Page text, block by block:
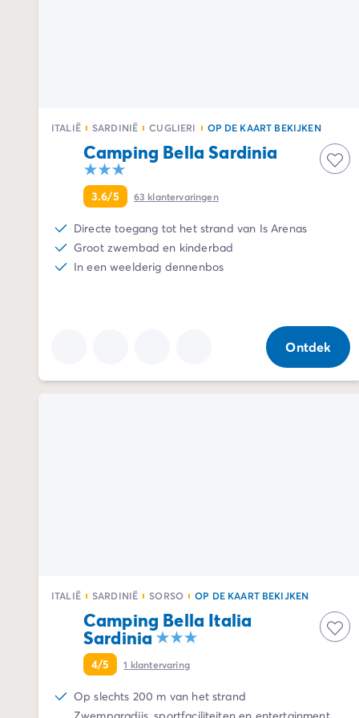
Camping Stiermarken
Camping Slovenië
Camping Zwitserland
Camping Luxemburg
Vakantiethema's
Per thema
3-sterrencampings
4-sterrencamping
Camping met ANWB-etiket
Onze mooiste luxe campings
Welness camping
Per bestemming
Camping Adriatische Kust
Camping Atlantische Kust
Camping Camargue
Camping Côte d'Azur
ITALIË SARDINIË CUGLIERI OP DE KAART BEKIJKEN
Camping Bella Sardinia
3.6/5 63 klantervaringen
Directe toegang tot het strand van Is Arenas
Groot zwembad en kinderbad
In een weelderig dennenbos
Ontdek
ITALIË SARDINIË SORSO OP DE KAART BEKIJKEN
Camping Bella Italia
Sardinia
4/5 1 klantervaring
Op slechts 200 m van het strand